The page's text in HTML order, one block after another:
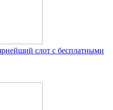
слот с бесплатными